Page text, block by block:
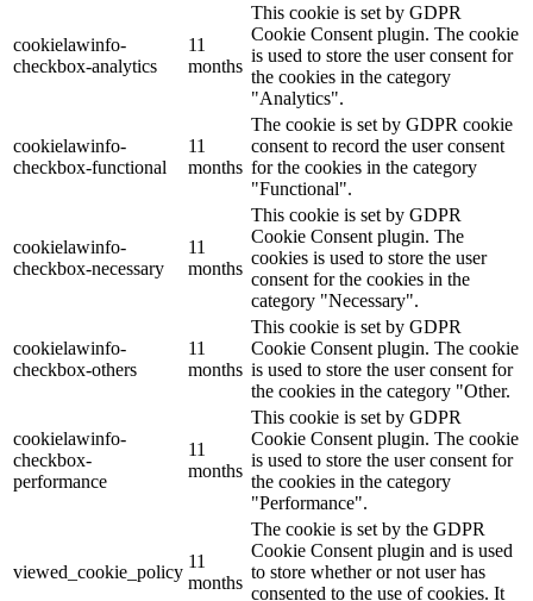
cookielawinfo-
checkbox-analytics
11
months
This cookie is set by GDPR
Cookie Consent plugin. The cookie
is used to store the user consent for
the cookies in the category
"Analytics".
cookielawinfo-
checkbox-functional
11
months
The cookie is set by GDPR cookie
consent to record the user consent
for the cookies in the category
"Functional".
cookielawinfo-
checkbox-necessary
11
months
This cookie is set by GDPR
Cookie Consent plugin. The
cookies is used to store the user
consent for the cookies in the
category "Necessary".
cookielawinfo-
checkbox-others
11
months
This cookie is set by GDPR
Cookie Consent plugin. The cookie
is used to store the user consent for
the cookies in the category "Other.
cookielawinfo-
checkbox-
performance
11
months
This cookie is set by GDPR
Cookie Consent plugin. The cookie
is used to store the user consent for
the cookies in the category
"Performance".
viewed_cookie_policy
11
months
The cookie is set by the GDPR
Cookie Consent plugin and is used
to store whether or not user has
consented to the use of cookies. It